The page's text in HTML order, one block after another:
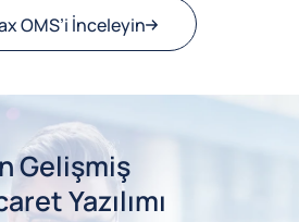
OMS’i İnceleyin
Gelişmiş
Yazılımı